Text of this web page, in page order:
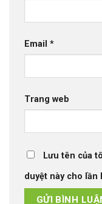
Email *
Trang web
Lưu tên của
duyệt này cho lần